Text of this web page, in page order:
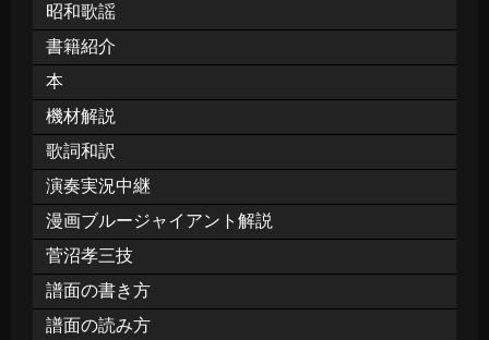
昭和歌謡
書籍紹介
本
機材解説
歌詞和訳
演奏実況中継
漫画ブルージャイアント解説
菅沼孝三技
譜面の書き方
譜面の読み方